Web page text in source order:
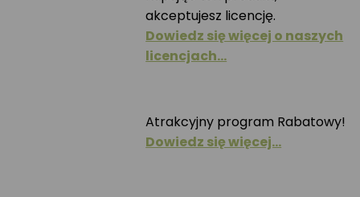
akceptujesz licencję.
Dowiedz się więcej o naszych
licencjach…
Atrakcyjny program Rabatowy!
Dowiedz się więcej…